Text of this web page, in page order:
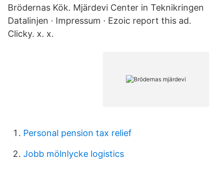
Brödernas Kök. Mjärdevi Center in Teknikringen
Datalinjen · Impressum · Ezoic report this ad.
Clicky. x. x.
Personal pension tax relief
Jobb mölnlycke logistics